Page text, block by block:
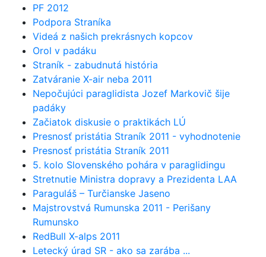
PF 2012
Podpora Straníka
Videá z našich prekrásnych kopcov
Orol v padáku
Straník - zabudnutá história
Zatváranie X-air neba 2011
Nepočujúci paraglidista Jozef Markovič šije
padáky
Začiatok diskusie o praktikách LÚ
Presnosť pristátia Straník 2011 - vyhodnotenie
Presnosť pristátia Straník 2011
5. kolo Slovenského pohára v paraglidingu
Stretnutie Ministra dopravy a Prezidenta LAA
Paraguláš – Turčianske Jaseno
Majstrovstvá Rumunska 2011 - Perišany
Rumunsko
RedBull X-alps 2011
Letecký úrad SR - ako sa zarába ...